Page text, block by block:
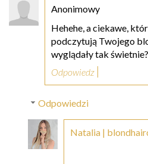
Anonimowy
Hehehe, a ciekawe,
podczytują Twojego
wyglądały tak
Odpowiedz
Odpowiedzi
Natalia |